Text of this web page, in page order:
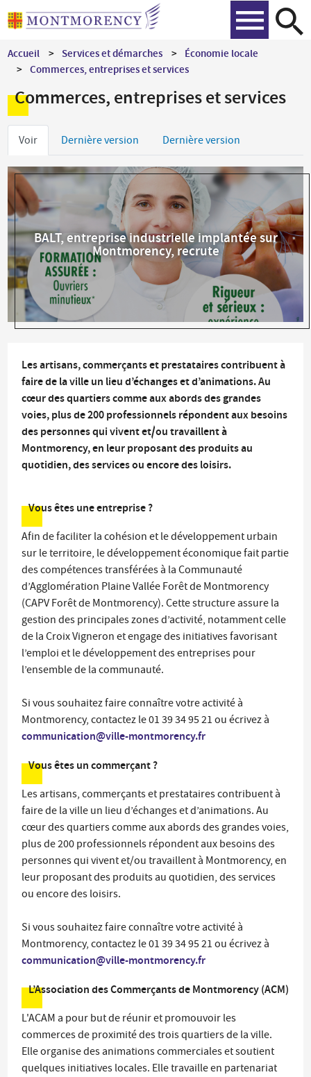
Aller
au
principal
Accueil Services et démarches
Économie locale
Commerces, entreprises et services
Commerces, entreprises et services
Onglets
Voir Dernière version Dernière version
BALT, entreprise industrielle implantée sur
Montmorency, recrute
Les artisans, commerçants et prestataires contribuent à
faire de la ville un lieu d’échanges et d’animations. Au
cœur des quartiers comme aux abords des grandes
voies, plus de 200 professionnels répondent aux besoins
des personnes qui vivent et/ou travaillent à
Montmorency, en leur proposant des produits au
quotidien, des services ou encore des loisirs.
Vous êtes une entreprise ?
Afin de faciliter la cohésion et le développement urbain
sur le territoire, le développement économique fait partie
des compétences transférées à la Communauté
d’Agglomération Plaine Vallée Forêt de Montmorency
(CAPV Forêt de Montmorency). Cette structure assure la
gestion des principales zones d’activité, notamment celle
de la Croix Vigneron et engage des initiatives favorisant
l’emploi et le développement des entreprises pour
l’ensemble de la communauté.
Si vous souhaitez faire connaître votre activité à
Montmorency, contactez le 01 39 34 95 21 ou écrivez à
communication@ville-montmorency.fr
Vous êtes un commerçant ?
Les artisans, commerçants et prestataires contribuent à
faire de la ville un lieu d’échanges et d’animations. Au
cœur des quartiers comme aux abords des grandes voies,
plus de 200 professionnels répondent aux besoins des
personnes qui vivent et/ou travaillent à Montmorency, en
leur proposant des produits au quotidien, des services
ou encore des loisirs.
Si vous souhaitez faire connaître votre activité à
Montmorency, contactez le 01 39 34 95 21 ou écrivez à
communication@ville-montmorency.fr
L’Association des Commerçants de Montmorency (ACM)
L'ACAM a pour but de réunir et promouvoir les
commerces de proximité des trois quartiers de la ville.
Elle organise des animations commerciales et soutient
quelques initiatives locales. Elle travaille en partenariat